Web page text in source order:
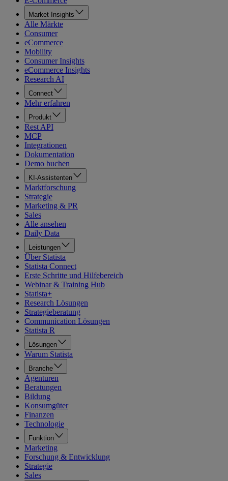
Market Insights
Alle Märkte
Consumer
eCommerce
Mobility
Consumer Insights
eCommerce Insights
Research AI
Connect
Mehr erfahren
Produkt
Rest API
MCP
Integrationen
Dokumentation
Demo buchen
KI-Assistenten
Marktforschung
Strategie
Marketing & PR
Sales
Alle ansehen
Daily Data
Leistungen
Über Statista
Statista Connect
Erste Schritte und Hilfebereich
Webinar & Training Hub
Statista+
Research Lösungen
Strategieberatung
Communication Lösungen
Statista R
Lösungen
Warum Statista
Branche
Agenturen
Beratungen
Bildung
Konsumgüter
Finanzen
Technologie
Funktion
Marketing
Forschung & Entwicklung
Strategie
Sales